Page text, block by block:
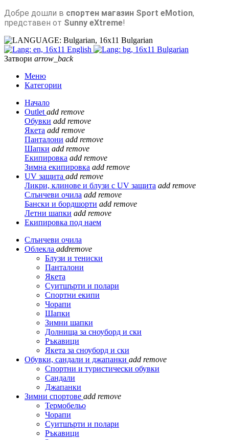
Добре дошли в спортен магазин Sport eMotion,
представен от Sunny eXtreme!
Bulgarian
English
Bulgarian
Затвори arrow_back
Меню
Категории
Начало
Outlet add remove
Обувки add remove
Якета add remove
Панталони add remove
Шапки add remove
Екипировка add remove
Зимна екипировка add remove
UV защита add remove
Ликри, клинове и блузи с UV защита add remove
Слънчеви очила add remove
Бански и бордшорти add remove
Летни шапки add remove
Екипировка под наем
Слънчеви очила
Облекла addremove
Блузи и тениски
Панталони
Якета
Суитшърти и полари
Спортни екипи
Чорапи
Шапки
Зимни шапки
Долнища за сноуборд и ски
Ръкавици
Якета за сноуборд и ски
Обувки, сандали и джапанки add remove
Спортни и туристически обувки
Сандали
Джапанки
Зимни спортове add remove
Термобельо
Чорапи
Суитшърти и полари
Ръкавици